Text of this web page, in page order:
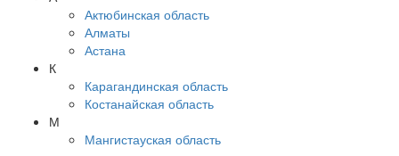
Актюбинская область
Алматы
Астана
К
Карагандинская область
Костанайская область
М
Мангистауская область